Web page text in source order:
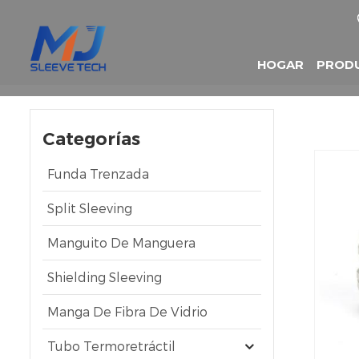
HOGAR
Categorías
Funda Trenzada
Split Sleeving
Manguito De Manguera
Shielding Sleeving
Manga De Fibra De Vidrio
Tubo Termoretráctil